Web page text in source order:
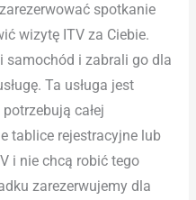
spotkanie
wizytę ITV za Ciebie.
samochód i zabrali go dla
Ta usługa jest
całej
tablice rejestracyjne lub
i nie chcą robić tego
zarezerwujemy dla